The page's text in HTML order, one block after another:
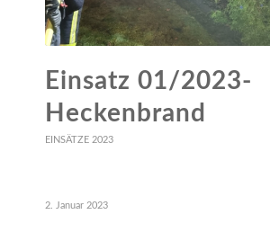
Einsatz 01/2023-
Heckenbrand
EINSÄTZE 2023
2. Januar 2023